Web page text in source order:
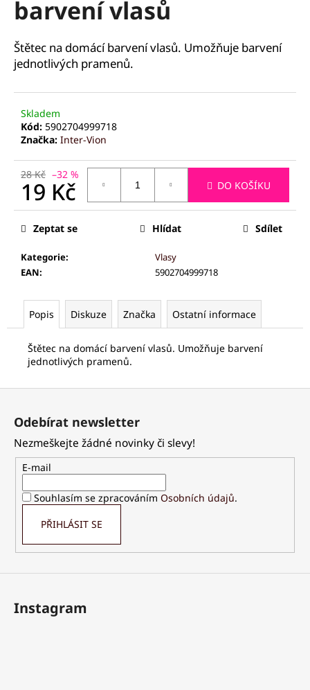
barvení vlasů
Štětec na domácí barvení vlasů. Umožňuje barvení
jednotlivých pramenů.
Skladem
Kód: 5902704999718
Značka: Inter-Vion
28 Kč –32 %
19 Kč
Měrná
DO KOŠÍKU
Kategorie:
Vlasy
EAN: 5902704999718
Zeptat se Hlídat Sdílet
Popis Diskuze Značka Ostatní informace
Štětec na domácí barvení vlasů. Umožňuje barvení
jednotlivých pramenů.
a
j
í
t
?
HLEDAT
D
o
p
o
u
m
e
PALSAR7
GALVANICKÁ
NA
OBLIČEJ
5V1
Z
Odebírat newsletter
Nezmeškejte žádné novinky či slevy!
E-mail
Souhlasím se zpracováním Osobních údajů.
PŘIHLÁSIT SE
Instagram